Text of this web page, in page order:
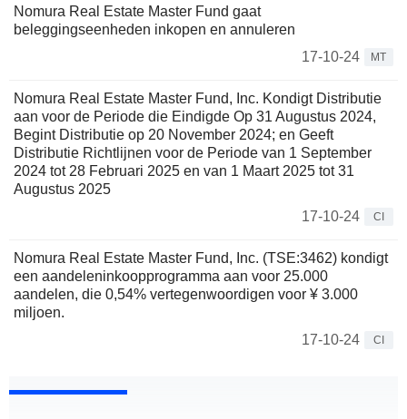
Nomura Real Estate Master Fund gaat
beleggingseenheden inkopen en annuleren
17-10-24
MT
Nomura Real Estate Master Fund, Inc. Kondigt Distributie
aan voor de Periode die Eindigde Op 31 Augustus 2024,
Begint Distributie op 20 November 2024; en Geeft
Distributie Richtlijnen voor de Periode van 1 September
2024 tot 28 Februari 2025 en van 1 Maart 2025 tot 31
Augustus 2025
17-10-24
CI
Nomura Real Estate Master Fund, Inc. (TSE:3462) kondigt
een aandeleninkoopprogramma aan voor 25.000
aandelen, die 0,54% vertegenwoordigen voor ¥ 3.000
miljoen.
17-10-24
CI